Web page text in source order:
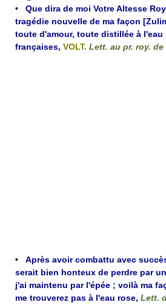
• Que dira de moi Votre Altesse
tragédie nouvelle de ma façon
toute d'amour, toute distillée à l'eau
françaises, VOLT. Lett. au pr. roy. de
• Après avoir combattu avec
serait bien honteux de perdre par
j'ai maintenu par l'épée ; voilà ma
me trouverez pas à l'eau rose, Lett.